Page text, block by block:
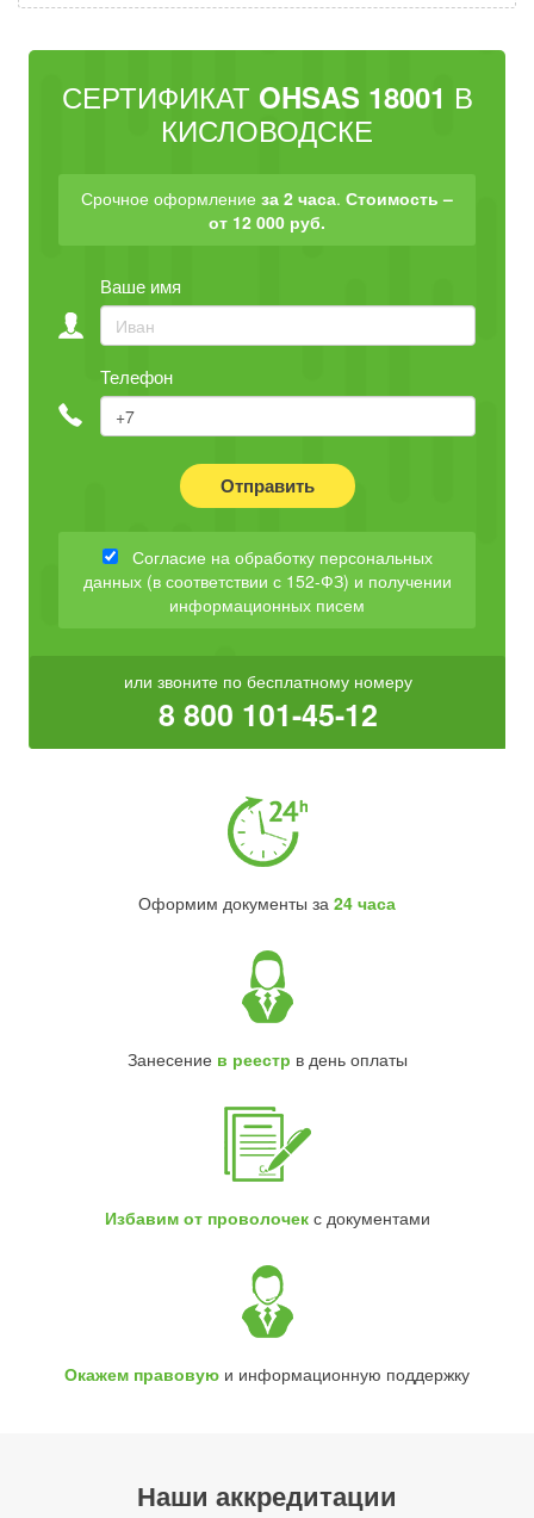
СЕРТИФИКАТ OHSAS 18001 В
КИСЛОВОДСКЕ
Срочное оформление за 2 часа. Стоимость –
от 12 000 руб.
Ваше имя
Телефон
Отправить
Согласие на обработку персональных
данных (в соответствии с 152-ФЗ) и получении
информационных писем
или звоните по бесплатному номеру
8 800 101-45-12
Оформим документы за 24 часа
Занесение в реестр в день оплаты
Избавим от проволочекс документами
Окажем правовую и информационную поддержку
Наши аккредитации